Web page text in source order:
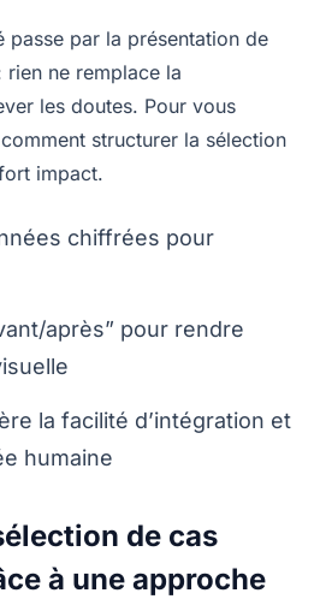
par la présentation de
rien ne remplace la
les doutes. Pour vous
structurer la sélection
impact.
chiffrées pour
après” pour rendre
la facilité d’intégration et
humaine
de cas
à une approche